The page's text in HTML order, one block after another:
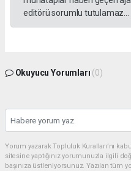
editörü sorumlu tutulamaz...
Okuyucu Yorumları (0)
Yorum yazarak Topluluk Kuralları’nı
sitesine yaptığınız yorumunuzla ilgili
başınıza üstleniyorsunuz. Yazılan